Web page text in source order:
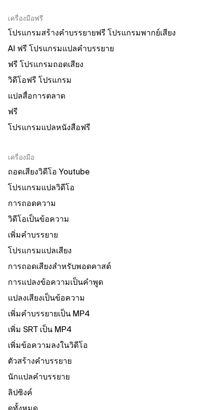
เครื่องมือฟรี
โปรแกรมสร้างคำบรรยายฟรี โปรแกรมพากย์เสียง
AI ฟรี โปรแกรมแปลคำบรรยาย
ฟรี โปรแกรมถอดเสียง
วิดีโอฟรี โปรแกรม
แปลสื่อการตลาด
ฟรี
โปรแกรมแปลหนังสือฟรี
เครื่องมือ
ถอดเสียงวิดีโอ Youtube
โปรแกรมแปลวิดีโอ
การถอดความ
วิดีโอเป็นข้อความ
เพิ่มคําบรรยาย
โปรแกรมแปลเสียง
การถอดเสียงสําหรับพอดคาสต์
การแปลงข้อความเป็นคําพูด
แปลงเสียงเป็นข้อความ
เพิ่มคําบรรยายเป็น MP4
เพิ่ม SRT เป็น MP4
เพิ่มข้อความลงในวิดีโอ
ตัวสร้างคําบรรยาย
นักแปลคําบรรยาย
ลิปซิงค์
ดูทั้งหมด